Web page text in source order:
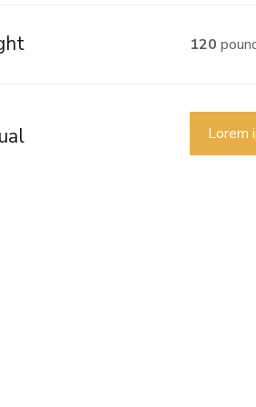
120
Lorem